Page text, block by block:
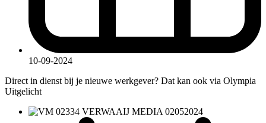
10-09-2024
Direct in dienst bij je nieuwe werkgever? Dat kan ook via Olympia
Uitgelicht